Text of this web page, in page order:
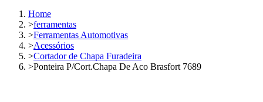
Home
>ferramentas
>Ferramentas Automotivas
>Acessórios
>Cortador de Chapa Furadeira
>Ponteira P/Cort.Chapa De Aco Brasfort 7689